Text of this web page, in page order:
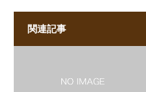
関連記事